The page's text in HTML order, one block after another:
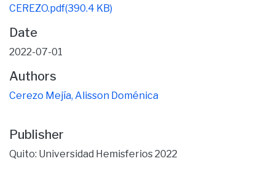
CEREZO.pdf(390.4 KB)
Date
2022-07-01
Authors
Cerezo Mejía, Alisson Doménica
Publisher
Quito: Universidad Hemisferios 2022